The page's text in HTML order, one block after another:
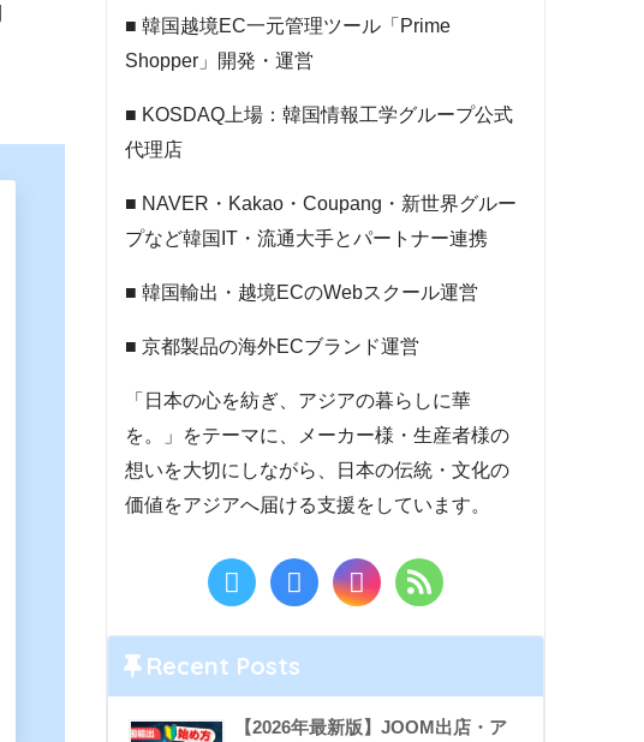
■ 韓国越境EC一元管理ツール「Prime
Shopper」開発・運営
■ KOSDAQ上場：韓国情報工学グループ公式
代理店
■ NAVER・Kakao・Coupang・新世界グルー
プなど韓国IT・流通大手とパートナー連携
■ 韓国輸出・越境ECのWebスクール運営
■ 京都製品の海外ECブランド運営
「日本の心を紡ぎ、アジアの暮らしに華
を。」をテーマに、メーカー様・生産者様の
想いを大切にしながら、日本の伝統・文化の
価値をアジアへ届ける支援をしています。
Recent Posts
【2026年最新版】JOOM出店・ア